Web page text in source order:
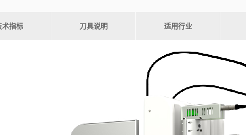
术指标 刀具说明 适用行业